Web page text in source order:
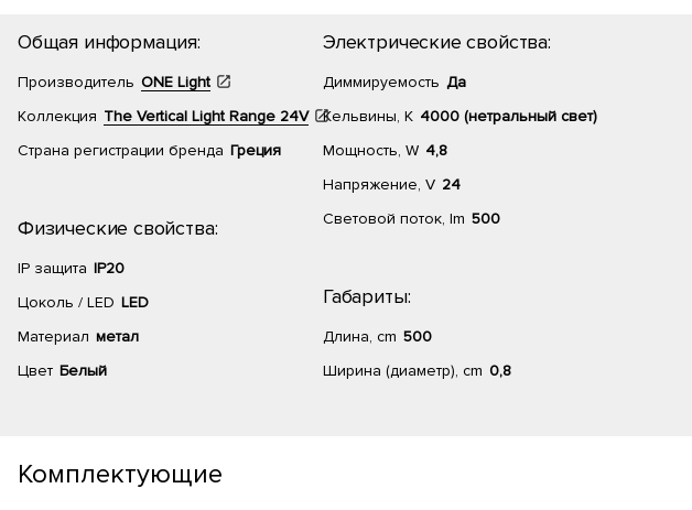
Общая информация:
Производитель ONE Light
Коллекция The Vertical Light Range 24V
Страна регистрации бренда Греция
Физические свойства:
IP защита IP20
Цоколь / LED LED
Материал метал
Цвет Белый
Электрические свойства:
Диммируемость Да
Кельвины, К 4000 (нетральный свет)
Мощность, W 4,8
Напряжение, V 24
Световой поток, lm 500
Габариты:
Длина, cm 500
Ширина (диаметр), cm 0,8
Комплектующие